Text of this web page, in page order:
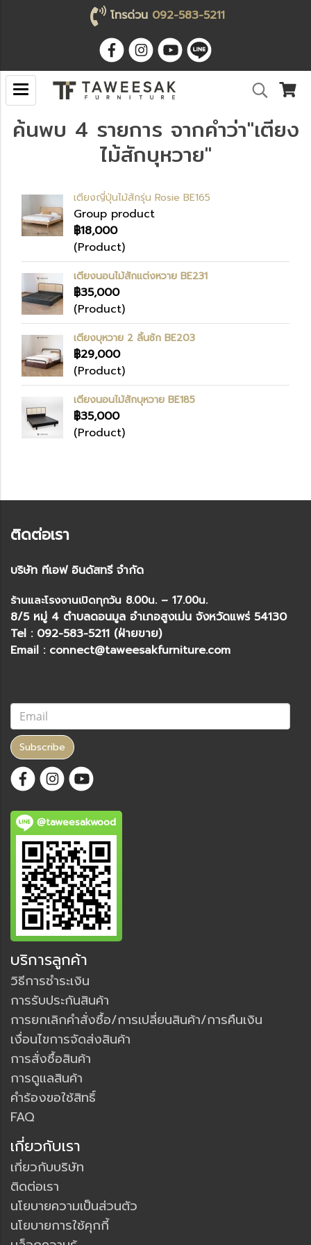
โทรด่วน 092-583-5211
ค้นพบ 4 รายการ จากคำว่า"เตียง
ไม้สักบุหวาย"
เตียงญี่ปุ่นไม้สักรุ่น Rosie BE165
Group product
฿18,000
(Product)
เตียงนอนไม้สักแต่งหวาย BE231
฿35,000
(Product)
เตียงบุหวาย 2 ลิ้นชัก BE203
฿29,000
(Product)
เตียงนอนไม้สักบุหวาย BE185
฿35,000
(Product)
ติดต่อเรา
บริษัท ทีเอฟ อินดัสทรี จำกัด
ร้านและโรงงานเปิดทุกวัน 8.00น. – 17.00น.
8/5 หมู่ 4 ตำบลดอนมูล อำเภอสูงเม่น จังหวัดแพร่ 54130
Tel : 092-583-5211 (ฝ่ายขาย)
Email : connect@taweesakfurniture.com
Subscribe
@taweesakwood
บริการลูกค้า
วิธีการชำระเงิน
การรับประกันสินค้า
การยกเลิกคำสั่งซื้อ/การเปลี่ยนสินค้า/การคืนเงิน
เงื่อนไขการจัดส่งสินค้า
การสั่งซื้อสินค้า
การดูแลสินค้า
คำร้องขอใช้สิทธิ์
FAQ
เกี่ยวกับเรา
เกี่ยวกับบริษัท
ติดต่อเรา
นโยบายความเป็นส่วนตัว
นโยบายการใช้คุกกี้